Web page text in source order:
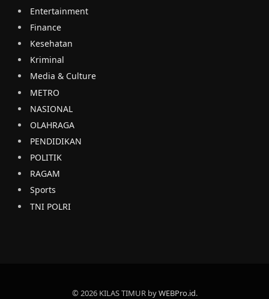
Entertainment
Finance
Kesehatan
Kriminal
Media & Culture
METRO
NASIONAL
OLAHRAGA
PENDIDIKAN
POLITIK
RAGAM
Sports
TNI POLRI
© 2026 KILAS TIMUR byWEBPro.id.